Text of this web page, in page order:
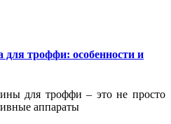
троффи: особенности и
для троффи – это не просто
аппараты